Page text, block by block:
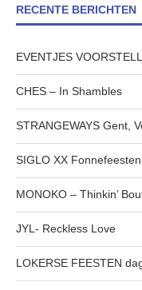
RECENTE BERICHTEN
EVENTJES
CHES – In Shambles
STRANGEWAYS Gent,
SIGLO XX
MONOKO – Thinkin’
JYL- Reckless Love
LOKERSE FEESTEN